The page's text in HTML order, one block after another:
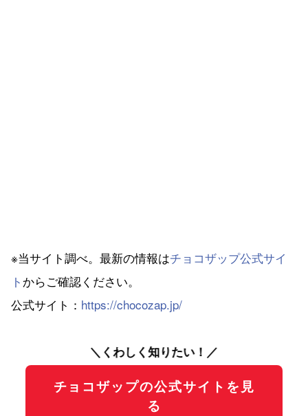
※当サイト調べ。最新の情報はチョコザップ公式サイ
ト からご確認ください。
公式サイト： https://chocozap.jp/
＼くわしく知りたい！／
チョコザップの公式サイトを見
る